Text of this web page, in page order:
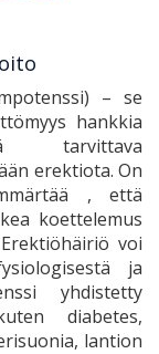
– se
hankkia
tarvittava
erektiota. On
, että
koettelemus
voi
ja
yhdistetty
diabetes,
lantion